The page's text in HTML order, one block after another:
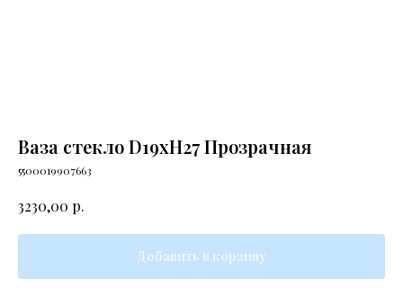
Ваза стекло D19xH27 Прозрачная
5500019907663
3230,00 р.
Добавить в корзину